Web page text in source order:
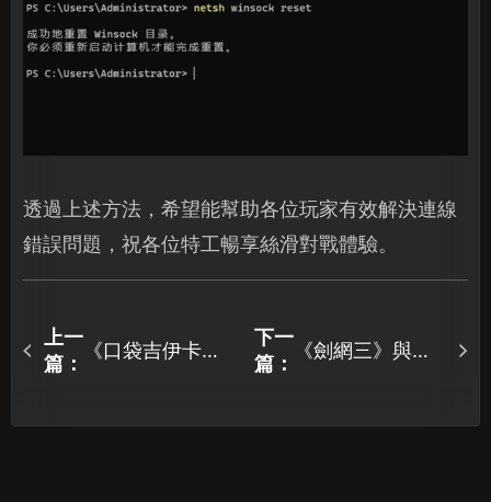
透過上述方法，希望能幫助各位玩家有效解決連線
錯誤問題，祝各位特工暢享絲滑對戰體驗。
上一
篇：
《口袋吉伊卡
備神器登場！
下一
篇：
《劍網三》與伺
恢復連線！